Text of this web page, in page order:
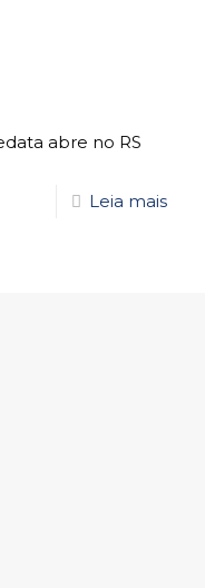
abre no RS
Leia mais